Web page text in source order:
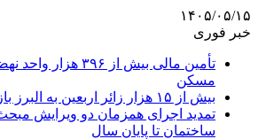
۱۴۰۵/۰۵/۱۵
خبر فوری
تأمین مالی بیش از
مسکن
بیش از ۱۵ هزار زائر اربعین به البرز بازگشتند
ساختمان تا پایان سال